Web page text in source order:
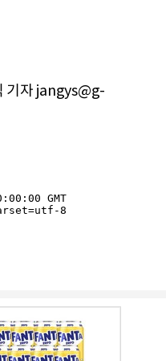
기자 jangys@g-